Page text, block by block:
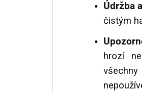
Údržba
čistým
hrozí
všechny